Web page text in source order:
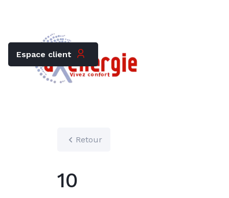
Espace client
Retour
10